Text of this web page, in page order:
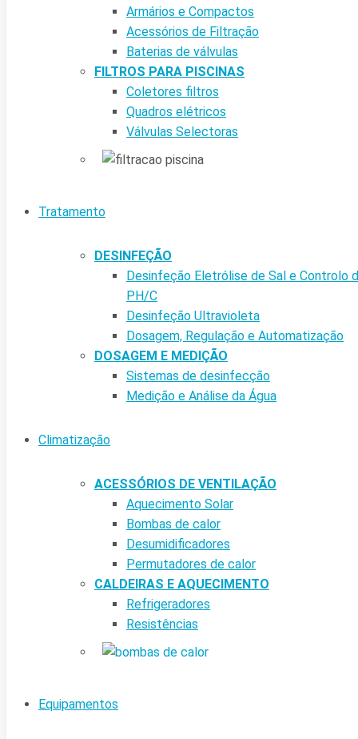
Armários e Compactos
Acessórios de Filtração
Baterias de válvulas
FILTROS PARA PISCINAS
Coletores filtros
Quadros elétricos
Válvulas Selectoras
Tratamento
DESINFEÇÃO
Desinfeção Eletrólise de Sal e Controlo
PH/C
Desinfeção Ultravioleta
Dosagem, Regulação e Automatização
DOSAGEM E MEDIÇÃO
Sistemas de desinfecção
Medição e Análise da Água
Climatização
ACESSÓRIOS DE VENTILAÇÃO
Aquecimento Solar
Bombas de calor
Desumidificadores
Permutadores de calor
CALDEIRAS E AQUECIMENTO
Refrigeradores
Resistências
Equipamentos